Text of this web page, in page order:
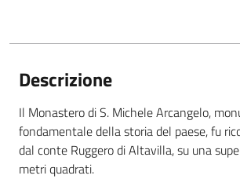
Descrizione
Il Monastero di S. Michele Arcangelo,
fondamentale della storia del paese, fu
dal conte Ruggero di Altavilla, su una
metri quadrati.